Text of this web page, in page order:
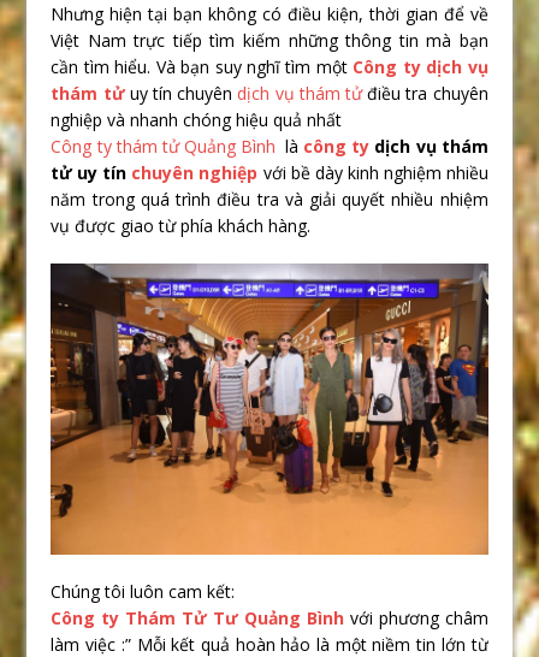
Nhưng hiện tại bạn không có điều kiện, thời gian để về
Việt Nam trực tiếp tìm kiếm những thông tin mà bạn
cần tìm hiểu. Và bạn suy nghĩ tìm một Công ty dịch vụ
thám tửuy tín chuyên dịch vụ thám tửđiều tra chuyên
nghiệp và nhanh chóng hiệu quả nhất
Công ty thám tử Quảng Bình là công ty dịch vụ thám
tử uy tín chuyên nghiệp với bề dày kinh nghiệm nhiều
năm trong quá trình điều tra và giải quyết nhiều nhiệm
vụ được giao từ phía khách hàng.
Chúng tôi luôn cam kết:
Công ty Thám Tử Tư Quảng Bình với phương châm
làm việc :” Mỗi kết quả hoàn hảo là một niềm tin lớn từ